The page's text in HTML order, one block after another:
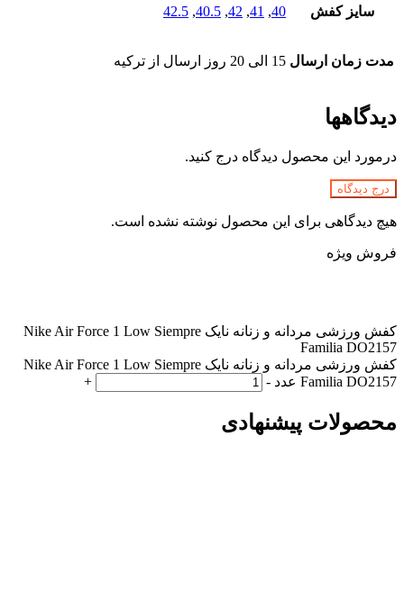
سایز کفش 40
,
41
,
42
,
40.5
,
42.5
مدت زمان ارسال 15 الی 20 روز ارسال از ترکیه
دیدگاهها
درمورد این محصول دیدگاه درج کنید.
درج دیدگاه
هیچ دیدگاهی برای این محصول نوشته نشده است.
فروش ویژه
کفش ورزشی مردانه و زنانه نایک Nike Air Force 1 Low Siempre
Familia DO2157
کفش ورزشی مردانه و زنانه نایک Nike Air Force 1 Low Siempre
Familia DO2157 عدد
-
+
محصولات پیشنهادی